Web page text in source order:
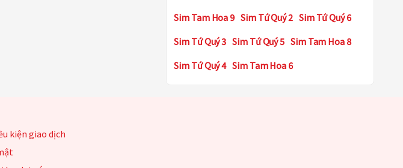
Sim Tam Hoa 9 Sim Tứ Quý 2 Sim Tứ Quý 6
Sim Tứ Quý 3 Sim Tứ Quý 5 Sim Tam Hoa 8
Sim Tứ Quý 4 Sim Tam Hoa 6
kiện giao dịch